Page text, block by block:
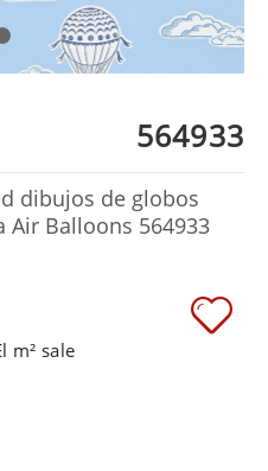
564933
dibujos de globos
Air Balloons 564933
m² sale